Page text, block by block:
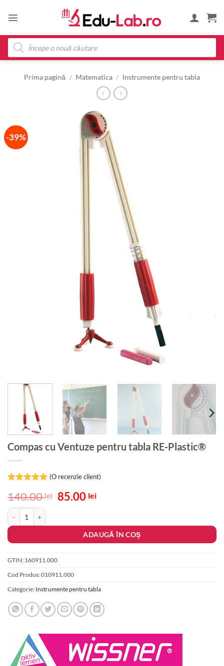
Products
search
Prima pagină / Matematica / Instrumente pentru tabla
-39%
Compas cu Ventuze pentru tabla RE-Plastic®
5din 5 pe
singure
evaluări
(O recenzie client)
140.00lei Prețul
fost:
140.00 lei.
85.00 leiPrețul
85.00 lei.
Cantitate Compas cu Ventuze pentru tabla RE-Plastic®
ADAUGĂ ÎN COȘ
GTIN: 160911.000
Cod Produs:010911.000
Categorie: Instrumente pentru tabla